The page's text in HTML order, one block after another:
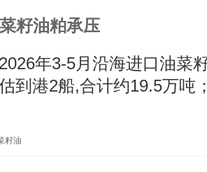
籽油粕承压
2026年3-5月沿海进口油菜
到港2船,合计约19.5万吨
籽油